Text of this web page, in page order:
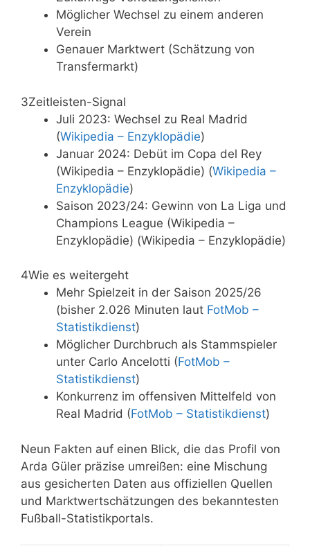
Möglicher Wechsel zu einem anderen
Verein
Genauer Marktwert (Schätzung von
Transfermarkt)
3Zeitleisten-Signal
Juli 2023: Wechsel zu Real Madrid
(Wikipedia – Enzyklopädie)
Januar 2024: Debüt im Copa del Rey
(Wikipedia – Enzyklopädie) (Wikipedia –
Enzyklopädie)
Saison 2023/24: Gewinn von La Liga und
Champions League (Wikipedia –
Enzyklopädie) (Wikipedia – Enzyklopädie)
4Wie es weitergeht
Mehr Spielzeit in der Saison 2025/26
(bisher 2.026 Minuten laut FotMob –
Statistikdienst)
Möglicher Durchbruch als Stammspieler
unter Carlo Ancelotti (FotMob –
Statistikdienst)
Konkurrenz im offensiven Mittelfeld von
Real Madrid (FotMob – Statistikdienst)
Neun Fakten auf einen Blick, die das Profil von
Arda Güler präzise umreißen: eine Mischung
aus gesicherten Daten aus offiziellen Quellen
und Marktwertschätzungen des bekanntesten
Fußball-Statistikportals.